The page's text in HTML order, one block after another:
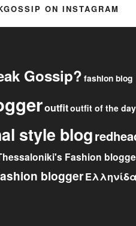
ON INSTAGRAM
Gossip?fashion blog
outfitoutfit of the day
style blog
Fashion
blogger